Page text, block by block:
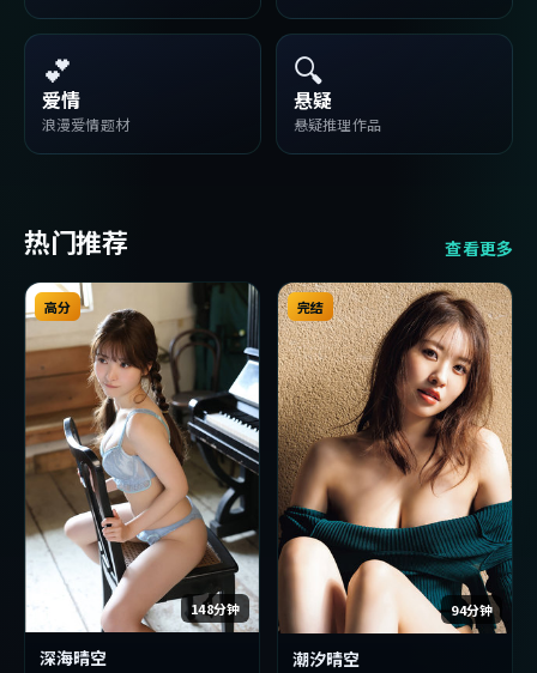
💕
爱情
浪漫爱情题材
🔍
悬疑
悬疑推理作品
热门推荐 查看更多
148分钟
高分
深海晴空
94分钟
完结
潮汐晴空